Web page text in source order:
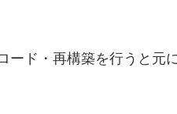
ード・再構築を行うと元